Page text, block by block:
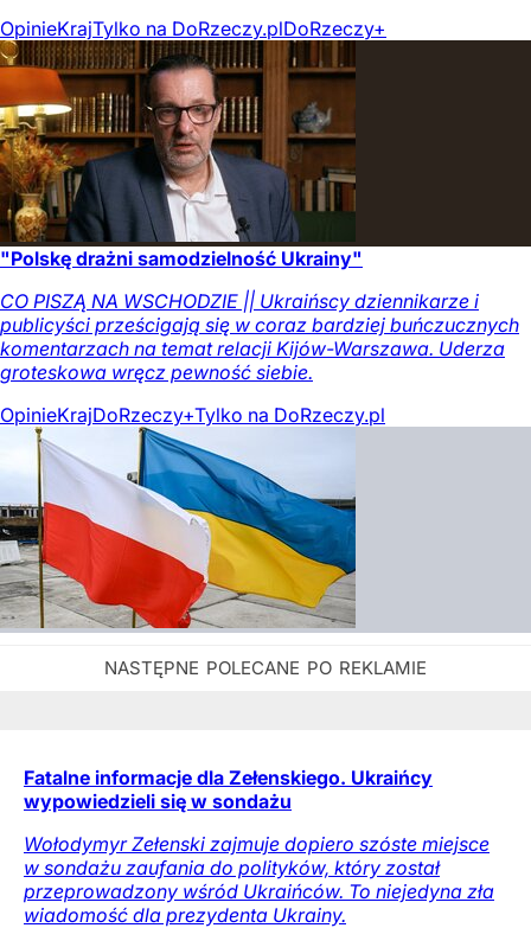
OpinieKrajTylko na DoRzeczy.plDoRzeczy+
"Polskę drażni samodzielność Ukrainy"
CO PISZĄ NA WSCHODZIE || Ukraińscy dziennikarze i
publicyści prześcigają się w coraz bardziej buńczucznych
komentarzach na temat relacji Kijów-Warszawa. Uderza
groteskowa wręcz pewność siebie.
OpinieKrajDoRzeczy+Tylko na DoRzeczy.pl
Fatalne informacje dla Zełenskiego. Ukraińcy
wypowiedzieli się w sondażu
Wołodymyr Zełenski zajmuje dopiero szóste miejsce
w sondażu zaufania do polityków, który został
przeprowadzony wśród Ukraińców. To niejedyna zła
wiadomość dla prezydenta Ukrainy.